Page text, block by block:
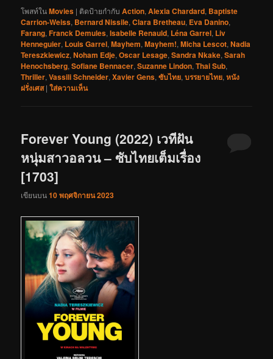
โพสท์ในMovies | ติดป้ายกำกับ Action,Alexia Chardard, Baptiste
Carrion-Weiss, Bernard Nissile,Clara Bretheau, Eva Danino,
Farang,Franck Demules,Isabelle Renauld, Léna Garrel, Liv
Henneguier, Louis Garrel,Mayhem,Mayhem!,Micha Lescot,Nadia
Tereszkiewicz,Noham Edje,Oscar Lesage,Sandra Nkake,Sarah
Henochsberg,Sofiane Bennacer,Suzanne Lindon,Thai Sub,
Thriller,Vassili Schneider,Xavier Gens,ซับไทย,บรรยายไทย,หนัง
ฝรั่งเศส |ใส่ความเห็น
Forever Young (2022) เวทีฝัน
หนุ่มสาวอลวน – ซับไทยเต็มเรื่อง
[1703]
เขียนบน10 พฤศจิกายน 2023